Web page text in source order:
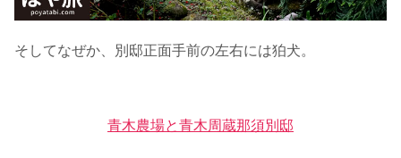
そしてなぜか、別邸正面手前の左右には狛犬。
青木農場と青木周蔵那須別邸